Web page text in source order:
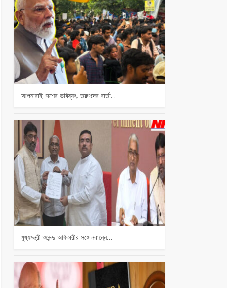
আপনারাই দেশের ভবিষ্যৎ, তরুণদের বার্তা…
মুখ্যমন্ত্রী শুভেন্দু অধিকারীর সঙ্গে নবান্নে…